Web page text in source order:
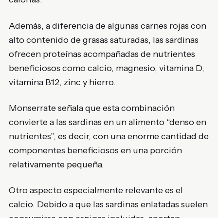
Además, a diferencia de algunas carnes rojas con
alto contenido de grasas saturadas, las sardinas
ofrecen proteínas acompañadas de nutrientes
beneficiosos como calcio, magnesio, vitamina D,
vitamina B12, zinc y hierro.
Monserrate señala que esta combinación
convierte a las sardinas en un alimento “denso en
nutrientes”, es decir, con una enorme cantidad de
componentes beneficiosos en una porción
relativamente pequeña.
Otro aspecto especialmente relevante es el
calcio. Debido a que las sardinas enlatadas suelen